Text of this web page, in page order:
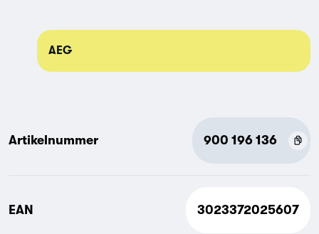
AEG
Artikelnummer 900 196 136
EAN 3023372025607